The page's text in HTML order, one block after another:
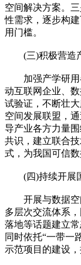
空间解决方案。
性需求，逐步构
用门槛。
(三)积极营造产
加强产学研用
动互联网企业、
试验证，不断壮
空间发展联盟，
导产业各方力量
共识，建立联合
式，为我国可信
(四)持续开展国
开展与数据空
多层次交流体系
落地等话题建立
同时依托“一带一
示范项目的建设